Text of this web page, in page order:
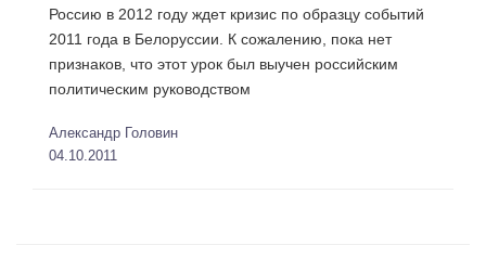
Россию в 2012 году ждет кризис по образцу событий
2011 года в Белоруссии. К сожалению, пока нет
признаков, что этот урок был выучен российским
политическим руководством
Алексaндр Головин
04.10.2011